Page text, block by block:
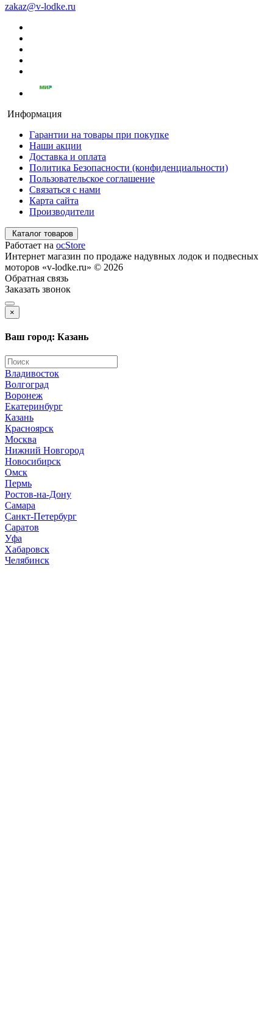
zakaz@v-lodke.ru
Информация
Гарантии на товары при покупке
Наши акции
Доставка и оплата
Политика Безопасности (конфиденциальности)
Пользовательское соглашение
Связаться с нами
Карта сайта
Производители
Каталог товаров
Работает на ocStore
Интернет магазин по продаже надувных лодок и подвесных
моторов «v-lodke.ru» © 2026
Обратная связь
Заказать звонок
×
Ваш город: Казань
Владивосток
Волгоград
Воронеж
Екатеринбург
Казань
Красноярск
Москва
Нижний Новгород
Новосибирск
Омск
Пермь
Ростов-на-Дону
Самара
Санкт-Петербург
Саратов
Уфа
Хабаровск
Челябинск